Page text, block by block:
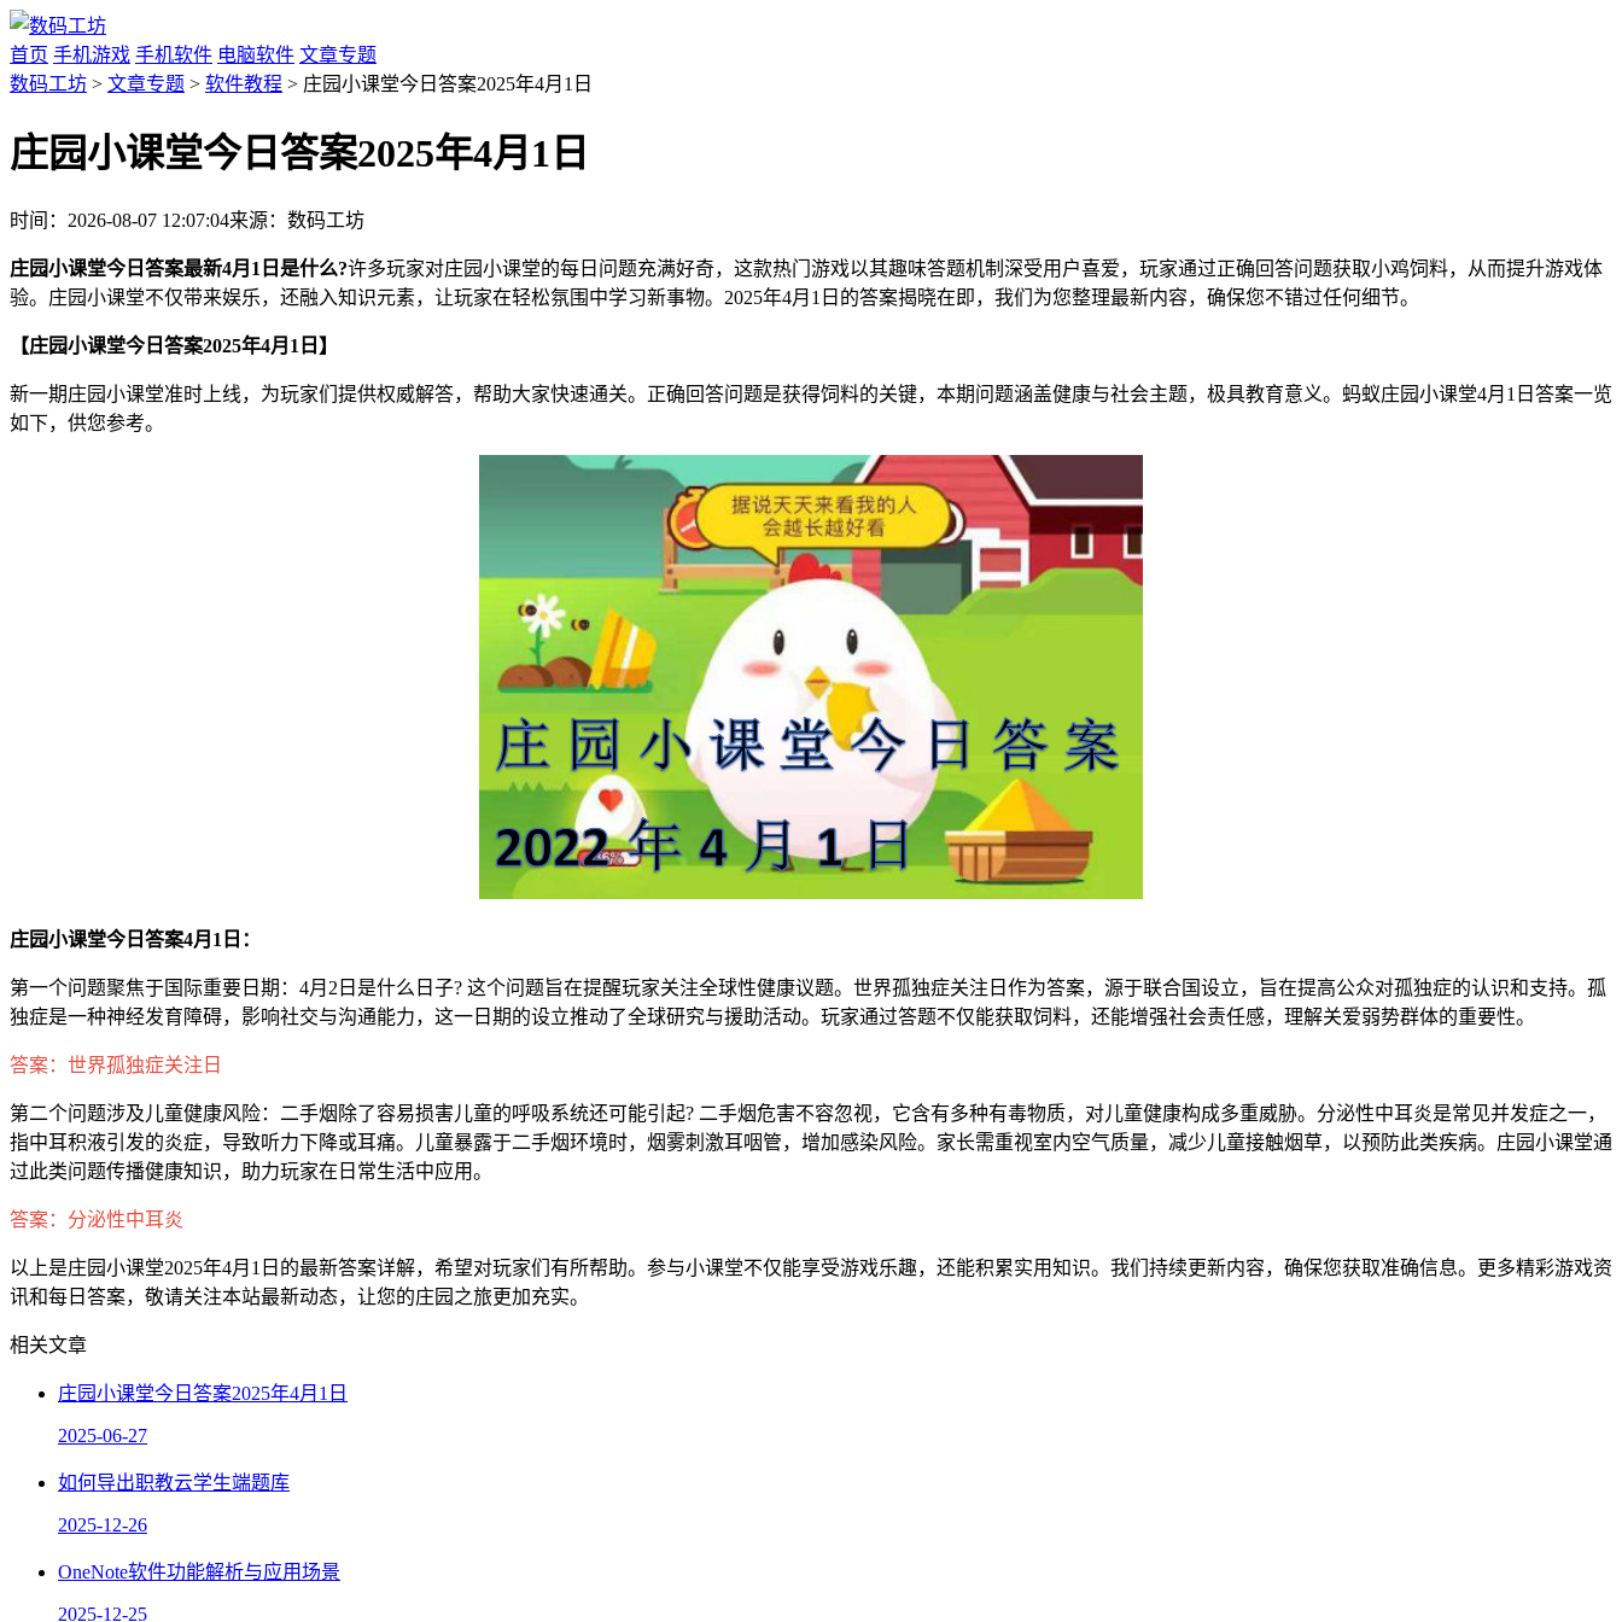
首页 手机游戏 手机软件 电脑软件 文章专题
数码工坊 > 文章专题 > 软件教程 > 庄园小课堂今日答案2025年4月1日
庄园小课堂今日答案2025年4月1日
时间：2026-08-07 12:07:04来源：数码工坊
庄园小课堂今日答案最新4月1日是什么?许多玩家对庄园小课堂的每日问题充满好奇，这款热门游戏以其趣味答题机制深受用户喜爱，玩家通过正确回答问题获取小鸡饲料，从而提升游戏体
验。庄园小课堂不仅带来娱乐，还融入知识元素，让玩家在轻松氛围中学习新事物。2025年4月1日的答案揭晓在即，我们为您整理最新内容，确保您不错过任何细节。
【庄园小课堂今日答案2025年4月1日】
新一期庄园小课堂准时上线，为玩家们提供权威解答，帮助大家快速通关。正确回答问题是获得饲料的关键，本期问题涵盖健康与社会主题，极具教育意义。蚂蚁庄园小课堂4月1日答案一览
如下，供您参考。
庄园小课堂今日答案4月1日：
第一个问题聚焦于国际重要日期：4月2日是什么日子? 这个问题旨在提醒玩家关注全球性健康议题。世界孤独症关注日作为答案，源于联合国设立，旨在提高公众对孤独症的认识和支持。孤
独症是一种神经发育障碍，影响社交与沟通能力，这一日期的设立推动了全球研究与援助活动。玩家通过答题不仅能获取饲料，还能增强社会责任感，理解关爱弱势群体的重要性。
答案：世界孤独症关注日
第二个问题涉及儿童健康风险：二手烟除了容易损害儿童的呼吸系统还可能引起? 二手烟危害不容忽视，它含有多种有毒物质，对儿童健康构成多重威胁。分泌性中耳炎是常见并发症之一，
指中耳积液引发的炎症，导致听力下降或耳痛。儿童暴露于二手烟环境时，烟雾刺激耳咽管，增加感染风险。家长需重视室内空气质量，减少儿童接触烟草，以预防此类疾病。庄园小课堂通
过此类问题传播健康知识，助力玩家在日常生活中应用。
答案：分泌性中耳炎
以上是庄园小课堂2025年4月1日的最新答案详解，希望对玩家们有所帮助。参与小课堂不仅能享受游戏乐趣，还能积累实用知识。我们持续更新内容，确保您获取准确信息。更多精彩游戏资
讯和每日答案，敬请关注本站最新动态，让您的庄园之旅更加充实。
相关文章
庄园小课堂今日答案2025年4月1日
2025-06-27
如何导出职教云学生端题库
2025-12-26
OneNote软件功能解析与应用场景
2025-12-25